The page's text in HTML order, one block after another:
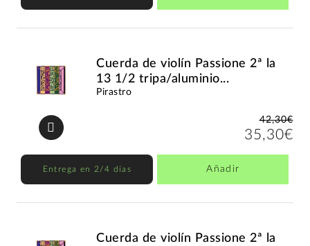
Cuerda de violín Passione 2ª la
13 1/2 tripa/aluminio...
Pirastro
42,30€
35,30€
Entrega en 2/4 días Añadir
Cuerda de violín Passione 2ª la